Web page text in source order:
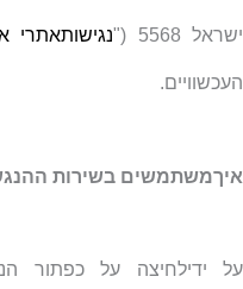
ישראל 5568 (" נגישותאתרי
העכשוויים.
איךמשתמשים בשירות
על ידילחיצה על כפתור